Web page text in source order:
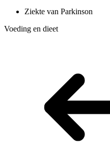
Ziekte van Parkinson
Voeding en dieet